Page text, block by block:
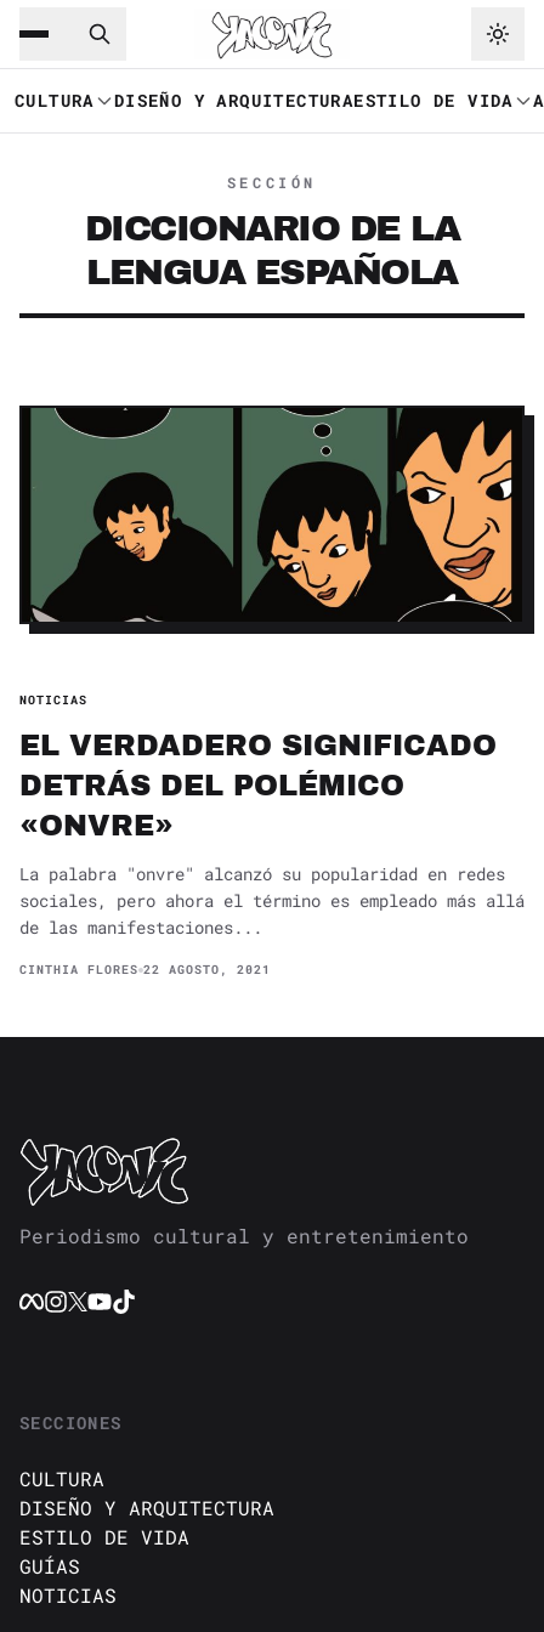
Saltar al contenido principal
CULTURA DISEÑO Y ARQUITECTURAESTILO DE VIDA
SECCIÓN
DICCIONARIO DE LA
LENGUA ESPAÑOLA
NOTICIAS
EL VERDADERO SIGNIFICADO
DETRÁS DEL POLÉMICO
«ONVRE»
La palabra "onvre" alcanzó su popularidad en redes
sociales, pero ahora el término es empleado más allá
de las manifestaciones...
CINTHIA FLORES 22 AGOSTO, 2021
Periodismo cultural y entretenimiento
SECCIONES
CULTURA
DISEÑO Y ARQUITECTURA
ESTILO DE VIDA
GUÍAS
NOTICIAS